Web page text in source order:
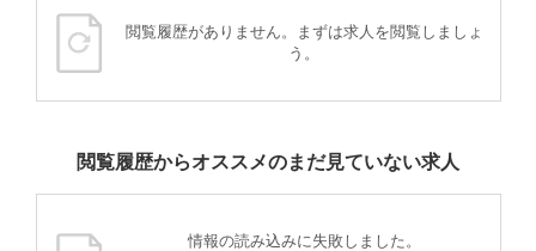
閲覧履歴がありません。まずは求人を閲覧しましょ
う。
閲覧履歴からオススメのまだ見ていない求人
情報の読み込みに失敗しました。